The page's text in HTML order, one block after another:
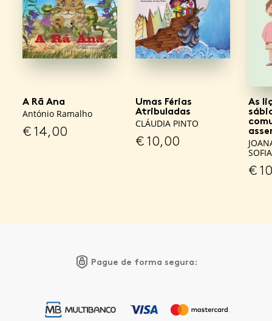
A Rã Ana
António Ramalho
€14,00
Umas Férias
Atribuladas
CLÁUDIA PINTO
€10,00
As
€
Pague de forma segura: